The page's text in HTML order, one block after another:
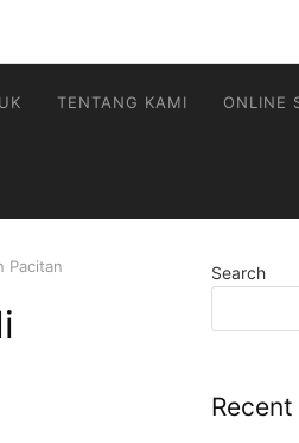
TENTANG KAMI ONLINE
Pacitan
Search